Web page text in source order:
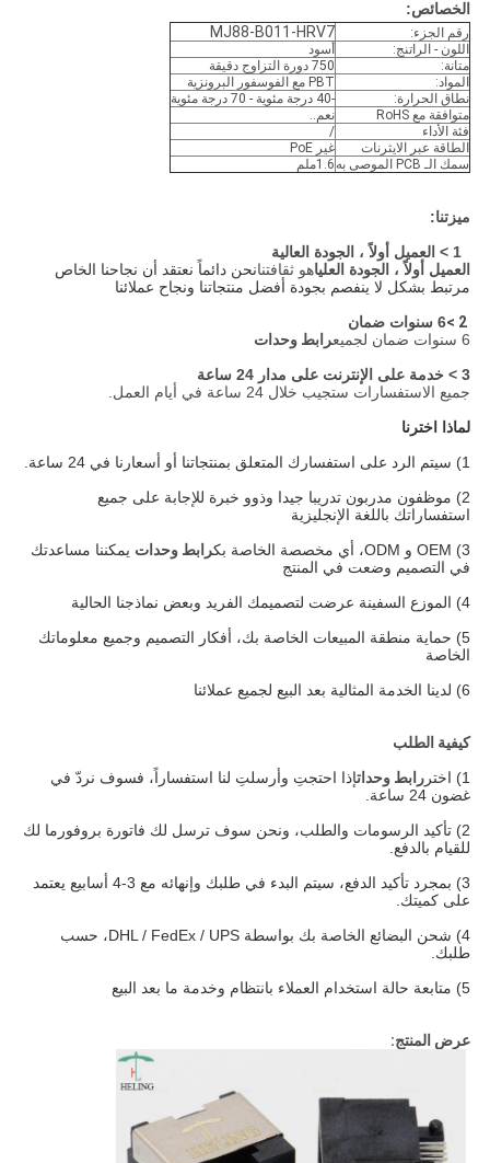
الخصائص:
رقم الجزء: MJ88-B011-HRV7
اللون - الراتنج:
أسود
متانة:
750 دورة التزاوج دقيقة
المواد:
PBT مع الفوسفور البرونزية
نطاق الحرارة:
-40 درجة مئوية - 70 درجة مئوية
متوافقة مع RoHS
نعم..
فئة الأداء
/
الطاقة عبر الايثرنات
غير PoE
سمك الـ PCB الموصى به
1.6ملم
ميزتنا:
1 > العميل أولاً ، الجودة العالية
العميل أولاً ، الجودة العلياهو ثقافتنانحن دائماً نعتقد أن نجاحنا الخاص
مرتبط بشكل لا ينفصم بجودة أفضل منتجاتنا ونجاح عملائنا
2 >
6 سنوات ضمان
6 سنوات ضمان لجميع
رابط وحدات
3 > خدمة على الإنترنت على مدار 24 ساعة
جميع الاستفسارات ستجيب خلال 24 ساعة في أيام العمل.
لماذا اخترنا
1) سيتم الرد على استفسارك المتعلق بمنتجاتنا أو أسعارنا في 24 ساعة.
2) موظفون مدربون تدريبا جيدا وذوو خبرة للإجابة على جميع
استفساراتك باللغة الإنجليزية
3) OEM و ODM، أي مخصصة الخاصة بك
رابط وحدات يمكننا مساعدتك
في التصميم وضعت في المنتج
4) الموزع
السفينة عرضت لتصميمك الفريد وبعض نماذجنا الحالية
5) حماية منطقة المبيعات الخاصة بك، أفكار التصميم وجميع معلوماتك
الخاصة
6) لدينا الخدمة المثالية بعد البيع لجميع عملائنا
كيفية الطلب
1) اختر
رابط وحداتإذا احتجتِ وأرسلتِ لنا استفساراً، فسوف نردّ في
غضون 24 ساعة.
2) تأكيد الرسومات والطلب، ونحن سوف ترسل لك فاتورة بروفورما لك
للقيام بالدفع.
3) بمجرد تأكيد الدفع، سيتم البدء في طلبك وإنهائه مع 3-4 أسابيع يعتمد
على كميتك.
4) شحن البضائع الخاصة بك بواسطة DHL / FedEx / UPS، حسب
طلبك.
5) متابعة حالة استخدام العملاء بانتظام وخدمة ما بعد البيع
عرض المنتج: